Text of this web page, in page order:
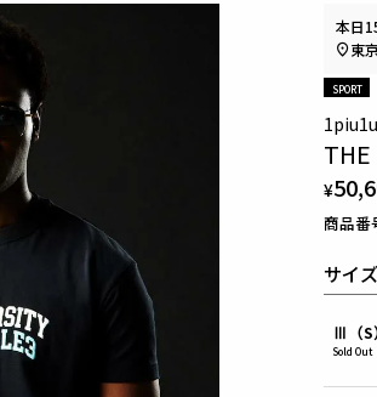
SPORT
THE
¥
商品番
サイズ
Ⅲ（S
Sold Out
本日
東